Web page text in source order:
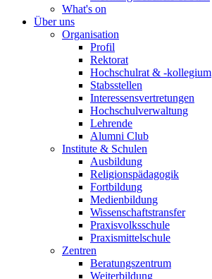
What's on
Über uns
Organisation
Profil
Rektorat
Hochschulrat & -kollegium
Stabsstellen
Interessensvertretungen
Hochschulverwaltung
Lehrende
Alumni Club
Institute & Schulen
Ausbildung
Religionspädagogik
Fortbildung
Medienbildung
Wissenschaftstransfer
Praxisvolksschule
Praxismittelschule
Zentren
Beratungszentrum
Weiterbildung